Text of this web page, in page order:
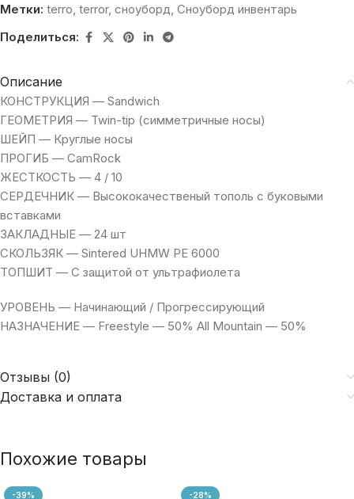
Метки: terro terror, сноуборд Сноуборд инвентарь
Поделиться:
Описание
КОНСТРУКЦИЯ — Sandwich
ГЕОМЕТРИЯ — Twin-tip (cимметричные носы)
ШЕЙП — Круглые носы
ПРОГИБ — CamRock
ЖЕСТКОСТЬ — 4 / 10
СЕРДЕЧНИК — Высококачественый тополь с буковыми
вставками
ЗАКЛАДНЫЕ — 24 шт
СКОЛЬЗЯК — Sintered UHMW PE 6000
ТОПШИТ — С защитой от ультрафиолета
УРОВЕНЬ — Начинающий / Прогрессирующий
НАЗНАЧЕНИЕ — Freestyle — 50% All Mountain — 50%
Отзывы (0)
Доставка и оплата
Похожие товары
-39% -28%